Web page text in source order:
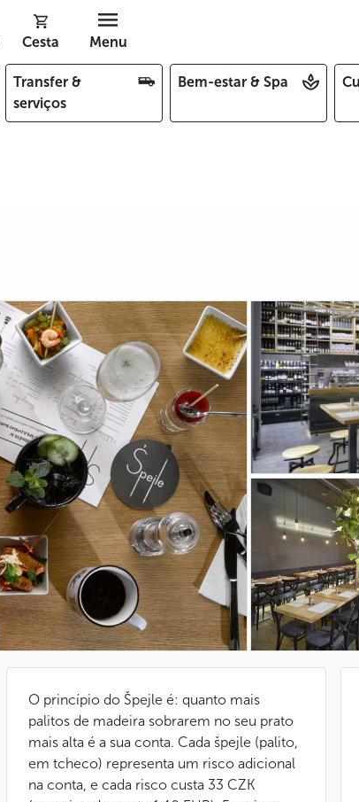
Cesta Menu
Transfer &
serviços
Bem-estar & Spa
O princípio do Špejle é: quanto mais
palitos de madeira sobrarem no seu prato
mais alta é a sua conta. Cada špejle (palito,
em tcheco) representa um risco adicional
na conta, e cada risco custa 33 CZK